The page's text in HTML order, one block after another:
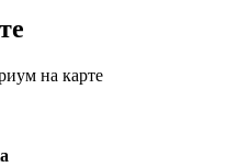
на карте